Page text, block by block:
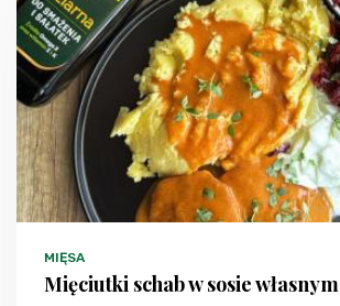
MIĘSA
Mięciutki schab w sosie własnym